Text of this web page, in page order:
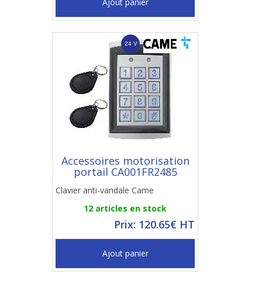
Accessoires motorisation
portail CA001FR2485
Clavier anti-vandale Came
12 articles en stock
Prix: 120.65€ HT
Ajout panier